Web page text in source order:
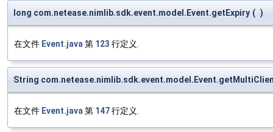
long com.netease.nimlib.sdk.event.model.Event.getExpiry ( )
在文件 Event.java 第 123 行定义.
String
在文件 Event.java 第 147行定义.